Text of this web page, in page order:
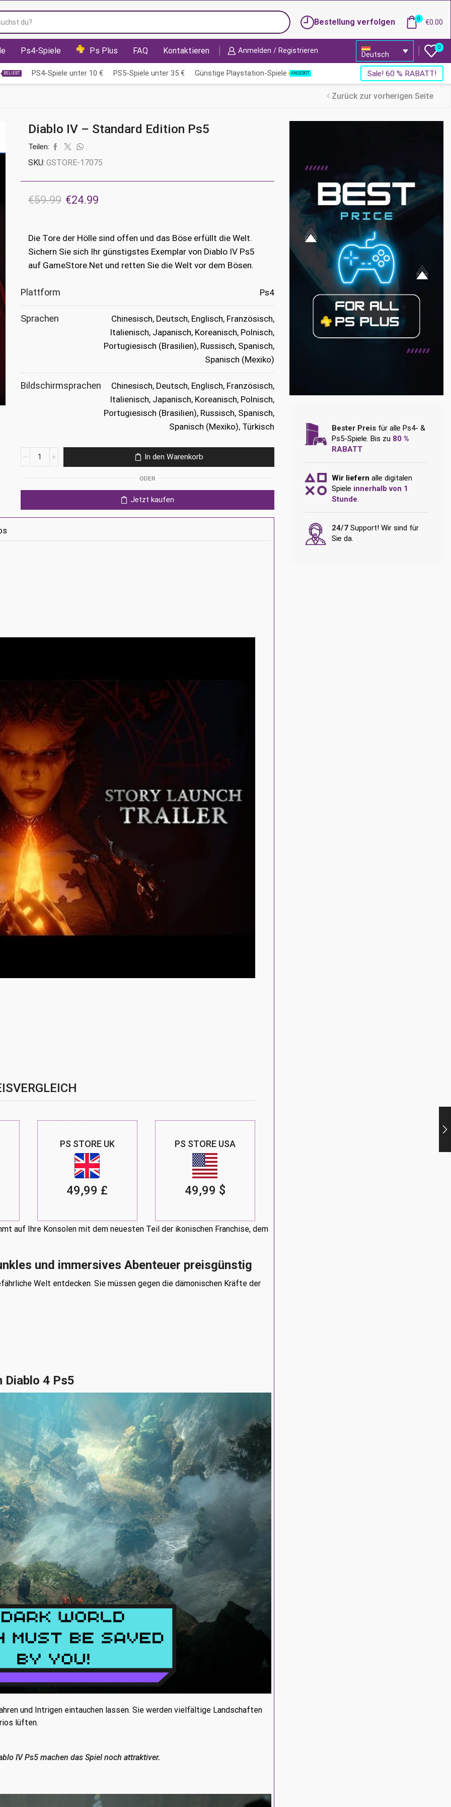
Bestellung verfolgen 0 €0.00
Ps4-Spiele Ps Plus FAQ Kontaktieren Anmelden / Registrieren Deutsch
0
BELIEBT PS4-Spiele unter 10 € PS5-Spiele unter 35 € Günstige Playstation-Spiele ANGEBOT Sale! 60 % RABATT!
Zurück zur vorherigen Seite
Diablo IV – Standard Edition Ps5
Teilen:
SKU: GSTORE-17075
€59.99 Ursprünglicher
war:
€59.99
€24.99Aktueller
ist:
€24.99.
Die Tore der Hölle sind offen und das Böse erfüllt die Welt.
Sichern Sie sich Ihr günstigstes Exemplar von Diablo IV Ps5
auf GameStore.Net und retten Sie die Welt vor dem Bösen.
Plattform Ps4
Sprachen
Chinesisch, Deutsch, Englisch, Französisch,
Italienisch, Japanisch, Koreanisch, Polnisch,
Portugiesisch (Brasilien), Russisch, Spanisch,
Spanisch (Mexiko)
Bildschirmsprachen
Chinesisch, Deutsch, Englisch, Französisch,
Italienisch, Japanisch, Koreanisch, Polnisch,
Portugiesisch (Brasilien), Russisch, Spanisch,
Spanisch (Mexiko), Türkisch
Diablo
Ps5
Menge
In den Warenkorb
ODER
Jetzt kaufen
PS STORE UK
49,99 £
PS STORE USA
49,99 $
auf Ihre Konsolen mit dem neuesten Teil der ikonischen Franchise, dem
und immersives Abenteuer preisgünstig
Welt entdecken. Sie müssen gegen die dämonischen Kräfte der
Diablo 4 Ps5
und Intrigen eintauchen lassen. Sie werden vielfältige Landschaften
lüften.
IV Ps5 machen das Spiel noch attraktiver.
Bester Preis für alle Ps4- &
Ps5-Spiele. Bis zu 80 %
RABATT
Wir liefern alle digitalen
Spiele innerhalb von 1
Stunde.
24/7 Support! Wir sind für
Sie da.